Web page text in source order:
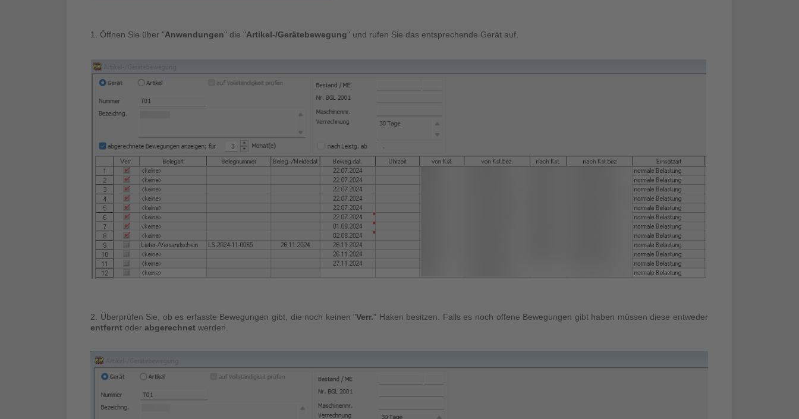
1. Öffnen Sie über "Anwendungen" die "Artikel-/Gerätebewegung" und rufen Sie das entsprechende Gerät auf.
2. Überprüfen Sie, ob es erfasste Bewegungen gibt, die noch keinen "Verr." Haken besitzen. Falls es noch offene Bewegungen gibt haben müssen diese entweder
entfernt oder abgerechnet werden.